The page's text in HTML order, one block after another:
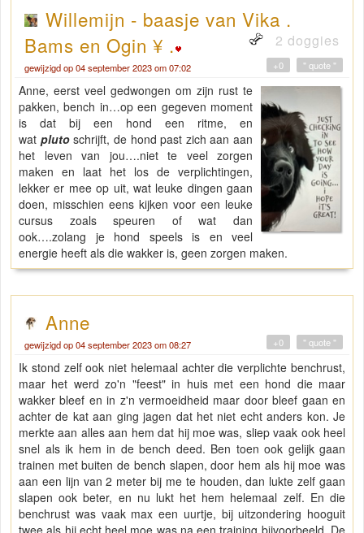
Willemijn - baasje van Vika .
Bams en Ogin ¥ .
2 doggies
gewijzigd op 04 september 2023 om 07:02 " quote "
+0
Anne, eerst veel gedwongen om zijn rust te
pakken, bench in…op een gegeven moment
is dat bij een hond een ritme, en
wat plutoschrijft, de hond past zich aan aan
het leven van jou….niet te veel zorgen
maken en laat het los de verplichtingen,
lekker er mee op uit, wat leuke dingen gaan
doen, misschien eens kijken voor een leuke
cursus zoals speuren of wat dan
ook….zolang je hond speels is en veel
energie heeft als die wakker is, geen zorgen maken.
Anne
gewijzigd op 04 september 2023 om 08:27 " quote "
+0
Ik stond zelf ook niet helemaal achter die verplichte benchrust,
maar het werd zo'n "feest" in huis met een hond die maar
wakker bleef en in z'n vermoeidheid maar door bleef gaan en
achter de kat aan ging jagen dat het niet echt anders kon. Je
merkte aan alles aan hem dat hij moe was, sliep vaak ook heel
snel als ik hem in de bench deed. Ben toen ook gelijk gaan
trainen met buiten de bench slapen, door hem als hij moe was
aan een lijn van 2 meter bij me te houden, dan lukte zelf gaan
slapen ook beter, en nu lukt het hem helemaal zelf. En die
benchrust was vaak max een uurtje, bij uitzondering hooguit